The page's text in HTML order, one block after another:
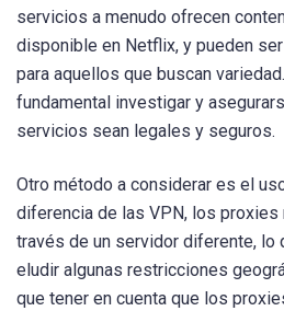
servicios a menudo ofrecen
disponible en Netflix, y pueden
para aquellos que buscan
fundamental investigar y
servicios sean legales y seguros.
Otro método a considerar es el
diferencia de las VPN, los proxies
través de un servidor diferente, lo
eludir algunas restricciones
que tener en cuenta que los